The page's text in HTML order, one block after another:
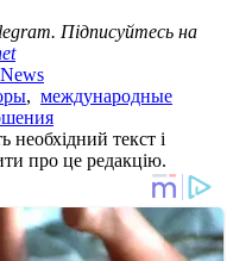
Підписуйтесь на
, международные
необхідний текст і
про це редакцію.